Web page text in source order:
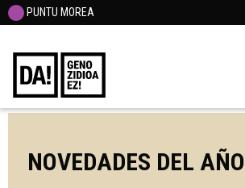
PUNTU MOREA
NOVEDADES DEL AÑO